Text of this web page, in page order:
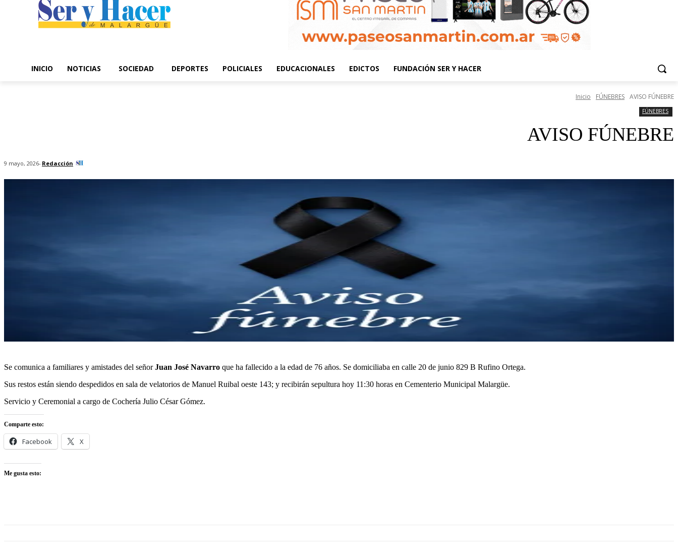
INICIO NOTICIAS SOCIEDAD DEPORTES POLICIALES EDUCACIONALES EDICTOS FUNDACIÓN SER Y HACER
Inicio FÚNEBRES AVISO FÚNEBRE
FÚNEBRES
AVISO FÚNEBRE
9 mayo, 2026- Redacción
Se comunica a familiares y amistades del señorJuan José Navarro que ha fallecido a la edad de 76 años. Se domiciliaba en calle 20 de junio 829 B Rufino Ortega.
Sus restos están siendo despedidos en sala de velatorios de Manuel Ruibal oeste 143; y recibirán sepultura hoy 11:30 horas en Cementerio Municipal Malargüe.
Servicio y Ceremonial a cargo de Cochería Julio César Gómez.
Comparte esto:
Facebook X
Me gusta esto: